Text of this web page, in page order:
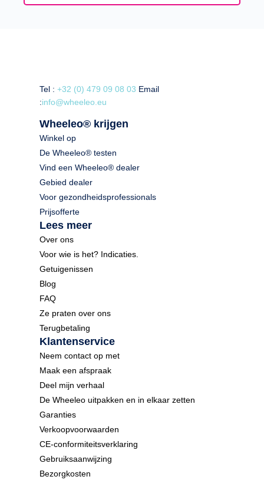
Tel :+32 (0) 479 09 08 03 Email
:info@wheeleo.eu
Wheeleo® krijgen
Winkel op
De Wheeleo® testen
Vind een Wheeleo® dealer
Gebied dealer
Voor gezondheidsprofessionals
Prijsofferte
Lees meer
Over ons
Voor wie is het? Indicaties.
Getuigenissen
Blog
FAQ
Ze praten over ons
Terugbetaling
Klantenservice
Neem contact op met
Maak een afspraak
Deel mijn verhaal
De Wheeleo uitpakken en in elkaar zetten
Garanties
Verkoopvoorwaarden
CE-conformiteitsverklaring
Gebruiksaanwijzing
Bezorgkosten